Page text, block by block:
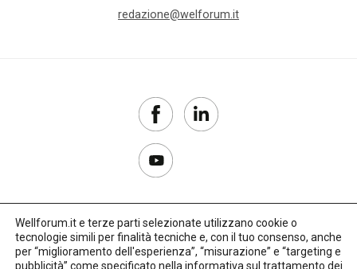
redazione@welforum.it
Copyright 2017–2026
Wellforum.it e terze parti selezionate utilizzano cookie o
tecnologie simili per finalità tecniche e, con il tuo consenso, anche
per “miglioramento dell'esperienza”, “misurazione” e “targeting e
pubblicità” come specificato nella informativa sul trattamento dei